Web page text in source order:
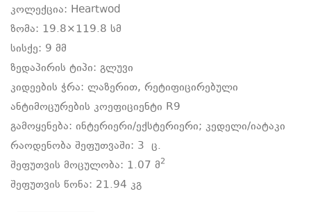
კოლექცია: Heartwod
ზომა: 19.8×119.8 სმ
სისქე: 9 მმ
ზედაპირის ტიპი: გლუვი
კიდეების ჭრა: ლაზერით, რეტიფიცირებული
ანტიმოცურების კოეფიციენტი R9
გამოყენება: ინტერიერი/ექსტერიერი; კედელი/იატაკი
რაოდენობა შეფუთვაში: 3 ც.
შეფუთვის მოცულობა: 1.07 მ2
შეფუთვის წონა: 21.94 კგ